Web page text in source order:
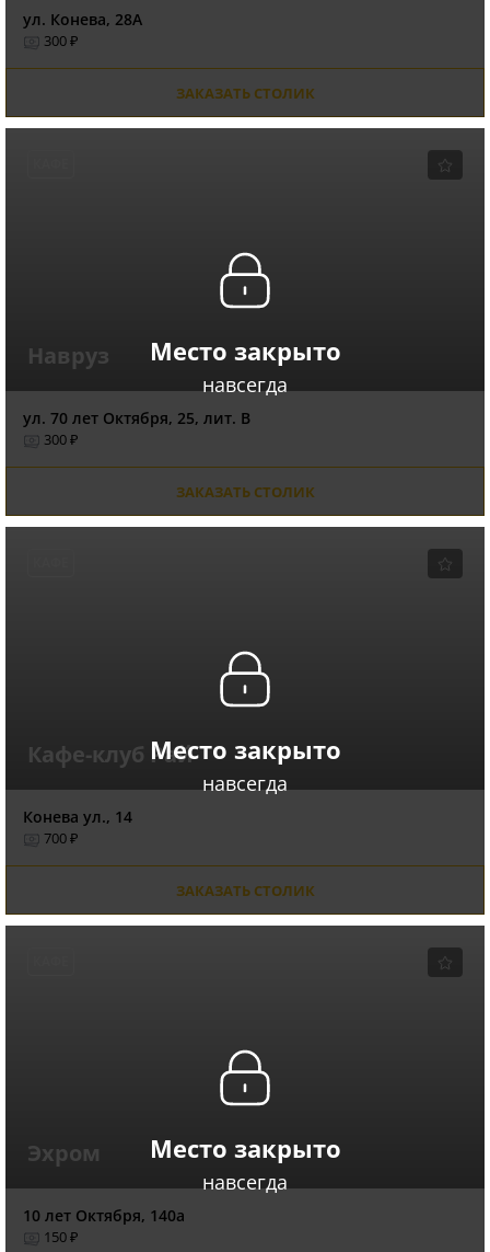
ул. Конева, 28А
300 ₽
ЗАКАЗАТЬ СТОЛИК
Место закрыто
навсегда
Навруз
ул. 70 лет Октября, 25, лит. В
300 ₽
ЗАКАЗАТЬ СТОЛИК
Место закрыто
навсегда
Кафе-клуб Рай
Конева ул., 14
700 ₽
ЗАКАЗАТЬ СТОЛИК
Место закрыто
навсегда
Эхром
10 лет Октября, 140а
150 ₽